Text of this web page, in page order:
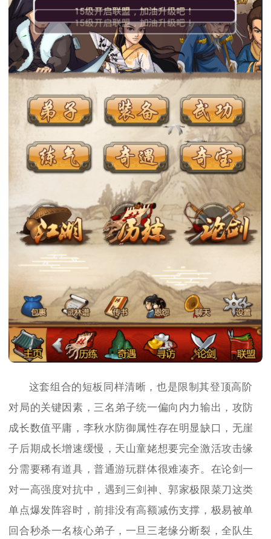
这套组合的短板同样清晰，也是限制其登顶高阶
对局的关键因素，三名弟子统一偏向内力输出，攻防
成长数值平庸，李秋水防御属性存在明显缺口，无崖
子后期成长增速缓慢，天山童姥想要完全激活攻击缘
分需要稀有道具，普通游玩群体很难凑齐。在论剑一
对一高强度对抗中，遇到三剑神、郭家极限菜刀这类
单点爆发阵容时，前排没有高额减伤支撑，极易被单
回合秒杀一名核心弟子，一旦三老缘分断裂，全队生